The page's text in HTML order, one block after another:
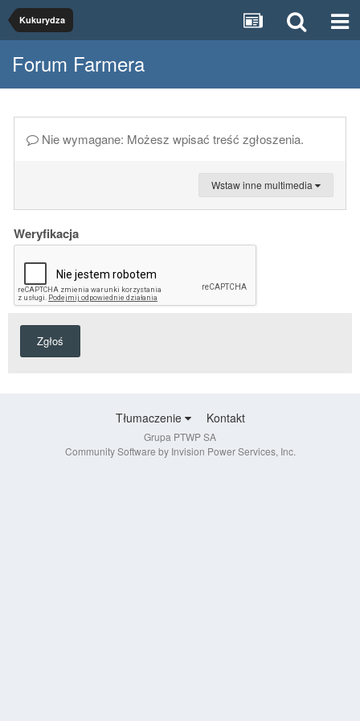
Kukurydza
Forum Farmera
Nie wymagane: Możesz wpisać treść zgłoszenia.
Wstaw inne multimedia
Weryfikacja
Zgłoś
Tłumaczenie Kontakt
Grupa PTWP SA
Community Software by Invision Power Services, Inc.